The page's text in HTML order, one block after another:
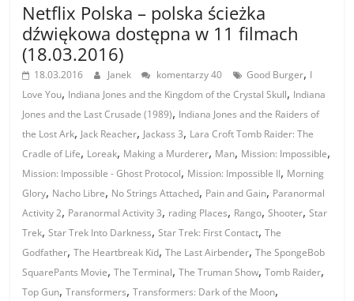
Netflix Polska – polska ścieżka
dźwiękowa dostępna w 11 filmach
(18.03.2016)
18.03.2016 Janek komentarzy 40 Good Burger, I
Love You, Indiana Jones and the Kingdom of the Crystal Skull, Indiana
Jones and the Last Crusade (1989), Indiana Jones and the Raiders of
the Lost Ark, Jack Reacher, Jackass 3, Lara Croft Tomb Raider: The
Cradle of Life, Loreak, Making a Murderer, Man, Mission: Impossible,
Mission: Impossible - Ghost Protocol, Mission: Impossible II, Morning
Glory, Nacho Libre, No Strings Attached, Pain and Gain, Paranormal
Activity 2, Paranormal Activity 3, rading Places, Rango,Shooter,Star
Trek,Star Trek Into Darkness,Star Trek: First Contact,The
Godfather,The Heartbreak Kid,The Last Airbender,The SpongeBob
SquarePants Movie,The Terminal,The Truman Show,Tomb Raider,
Top Gun,Transformers,Transformers: Dark of the Moon,